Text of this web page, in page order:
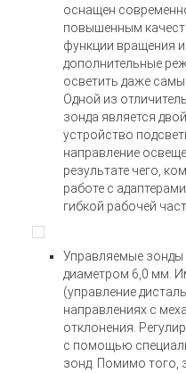
оснащен
повышенным
функции вращения
дополнительные
осветить даже
Одной из
зонда является
устройство
направление
результате чего,
работе с
гибкой рабочей
Управляемые
диаметром 6,0 мм.
(управление
направлениях с
отклонения.
с помощью
зонд. Помимо того,